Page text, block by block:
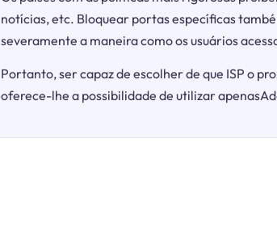
notícias, etc. Bloquear portas específicas
severamente a maneira como os usuários
Portanto, ser capaz de escolher de que ISP o
oferece-lhe a possibilidade de utilizar